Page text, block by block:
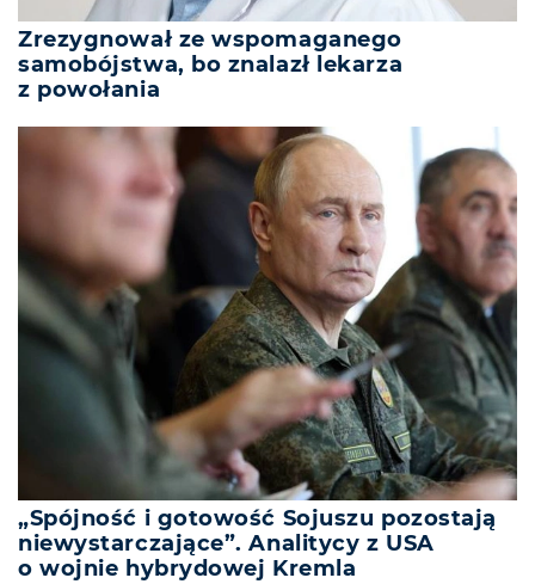
Zrezygnował ze wspomaganego
samobójstwa, bo znalazł lekarza
z powołania
„Spójność i gotowość Sojuszu pozostają
niewystarczające”. Analitycy z USA
o wojnie hybrydowej Kremla